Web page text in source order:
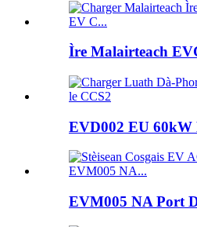
Ìre Malairteach
EVD002 EU 60kW
EVM005 NA Port